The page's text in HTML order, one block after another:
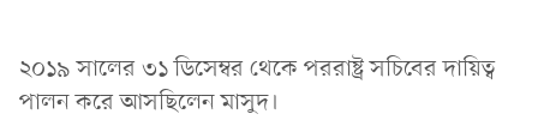
২০১৯ সালের ৩১ ডিসেম্বর থেকে পররাষ্ট্র সচিবের দায়িত্ব
পালন করে আসছিলেন মাসুদ।